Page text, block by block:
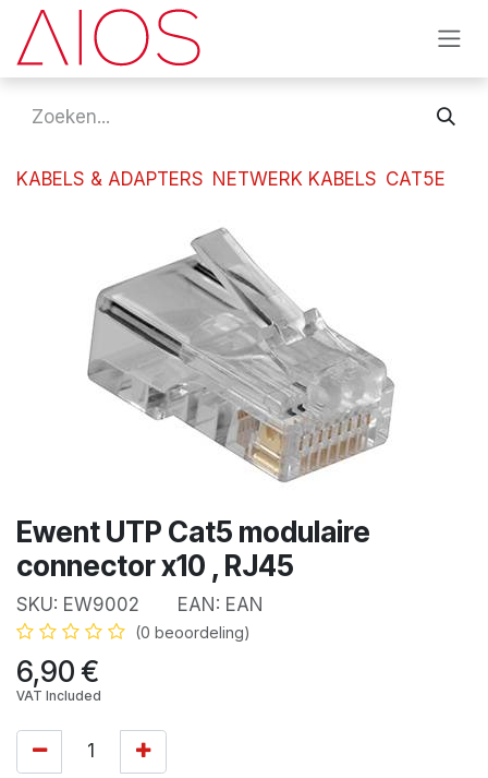
Overslaan naar inhoud
KABELS & ADAPTERS NETWERK KABELS CAT5E
Ewent UTP Cat5 modulaire
connector x10 , RJ45
SKU: EW9002 EAN: EAN
(0 beoordeling)
6,90€
VAT Included